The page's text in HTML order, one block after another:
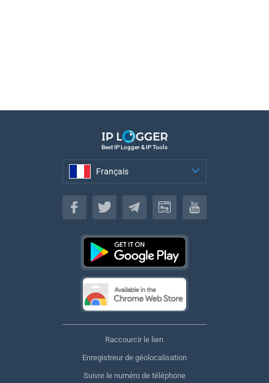
Best IP Logger & IP Tools
Français
Français
Raccourcir le lien
Enregistreur de géolocalisation
Suivre le numéro de téléphone